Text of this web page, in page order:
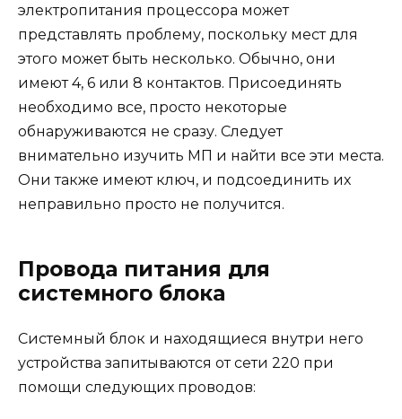
электропитания процессора может
представлять проблему, поскольку мест для
этого может быть несколько. Обычно, они
имеют 4, 6 или 8 контактов. Присоединять
необходимо все, просто некоторые
обнаруживаются не сразу. Следует
внимательно изучить МП и найти все эти места.
Они также имеют ключ, и подсоединить их
неправильно просто не получится.
Провода питания для
системного блока
Системный блок и находящиеся внутри него
устройства запитываются от сети 220 при
помощи следующих проводов: